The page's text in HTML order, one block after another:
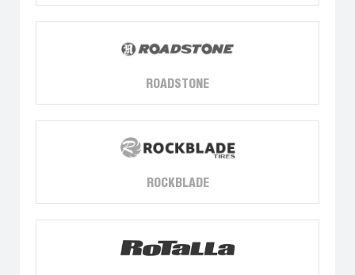
ROADSTONE
ROCKBLADE